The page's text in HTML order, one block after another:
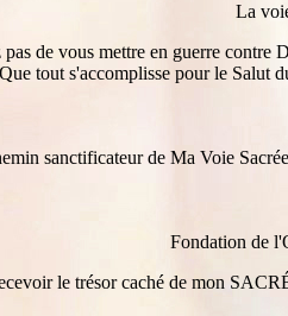
La
de vous mettre en guerre
tout s'accomplisse pour le Salut
sanctificateur de Ma Voie
Fondation de
le trésor caché de mon